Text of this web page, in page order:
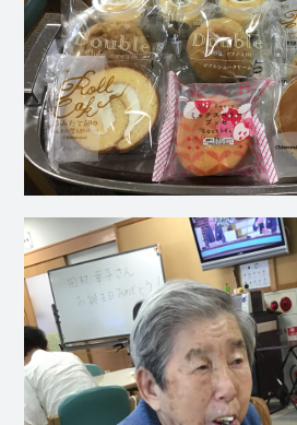
社会福祉
庵